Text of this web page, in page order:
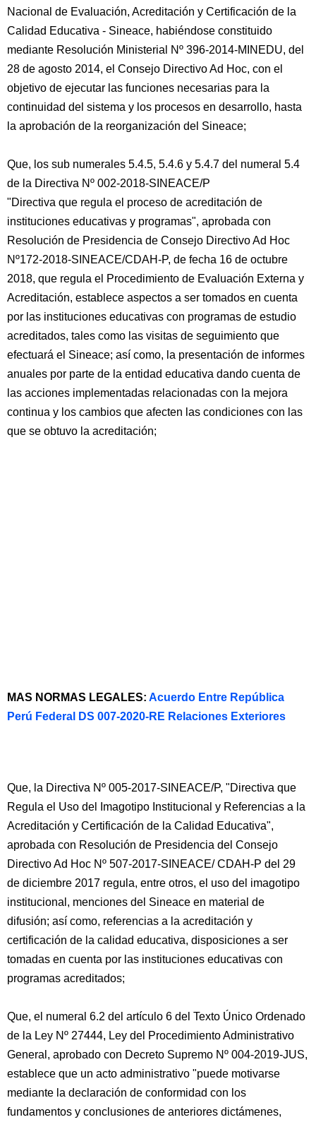
Nacional de Evaluación, Acreditación y Certificación de la
Calidad Educativa - Sineace, habiéndose constituido
mediante Resolución Ministerial Nº 396-2014-MINEDU, del
28 de agosto 2014, el Consejo Directivo Ad Hoc, con el
objetivo de ejecutar las funciones necesarias para la
continuidad del sistema y los procesos en desarrollo, hasta
la aprobación de la reorganización del Sineace;
Que, los sub numerales 5.4.5, 5.4.6 y 5.4.7 del numeral 5.4
de la Directiva Nº 002-2018-SINEACE/P
"Directiva que regula el proceso de acreditación de
instituciones educativas y programas", aprobada con
Resolución de Presidencia de Consejo Directivo Ad Hoc
Nº172-2018-SINEACE/CDAH-P, de fecha 16 de octubre
2018, que regula el Procedimiento de Evaluación Externa y
Acreditación, establece aspectos a ser tomados en cuenta
por las instituciones educativas con programas de estudio
acreditados, tales como las visitas de seguimiento que
efectuará el Sineace; así como, la presentación de informes
anuales por parte de la entidad educativa dando cuenta de
las acciones implementadas relacionadas con la mejora
continua y los cambios que afecten las condiciones con las
que se obtuvo la acreditación;
MAS NORMAS LEGALES: Acuerdo Entre República
Perú Federal DS 007-2020-RE Relaciones Exteriores
Que, la Directiva Nº 005-2017-SINEACE/P, "Directiva que
Regula el Uso del Imagotipo Institucional y Referencias a la
Acreditación y Certificación de la Calidad Educativa",
aprobada con Resolución de Presidencia del Consejo
Directivo Ad Hoc Nº 507-2017-SINEACE/ CDAH-P del 29
de diciembre 2017 regula, entre otros, el uso del imagotipo
institucional, menciones del Sineace en material de
difusión; así como, referencias a la acreditación y
certificación de la calidad educativa, disposiciones a ser
tomadas en cuenta por las instituciones educativas con
programas acreditados;
Que, el numeral 6.2 del artículo 6 del Texto Único Ordenado
de la Ley Nº 27444, Ley del Procedimiento Administrativo
General, aprobado con Decreto Supremo Nº 004-2019-JUS,
establece que un acto administrativo "puede motivarse
mediante la declaración de conformidad con los
fundamentos y conclusiones de anteriores dictámenes,